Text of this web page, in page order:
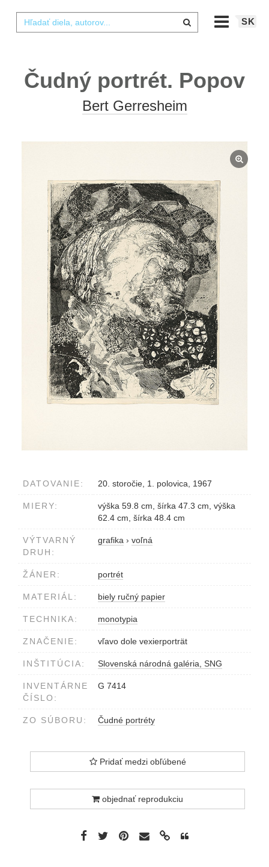
SK
Čudný portrét. Popov
Bert Gerresheim
DATOVANIE: 20. storočie, 1. polovica, 1967
MIERY:
výška 59.8 cm, šírka 47.3 cm, výška
62.4 cm, šírka 48.4 cm
VÝTVARNÝ
DRUH:
grafika › voľná
ŽÁNER: portrét
MATERIÁL: biely ručný papier
TECHNIKA: monotypia
ZNAČENIE: vľavo dole vexierporträt
INŠTITÚCIA: Slovenská národná galéria, SNG
INVENTÁRNE
ČÍSLO:
G 7414
ZO SÚBORU: Čudné portréty
Pridať medzi obľúbené
objednať reprodukciu